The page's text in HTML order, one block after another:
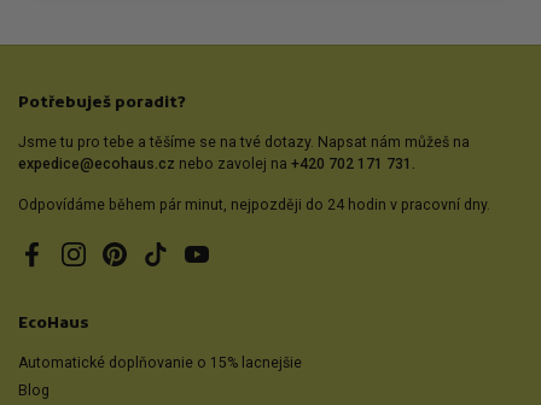
Potřebuješ poradit?
Jsme tu pro tebe a těšíme se na tvé dotazy. Napsat nám můžeš na
expedice@ecohaus.cz nebo zavolej na +420 702 171 731.
Odpovídáme během pár minut, nejpozději do 24 hodin v pracovní dny.
FacebookInstagramPinterestTikTokYouTube
EcoHaus
Automatické doplňovanie o 15% lacnejšie
Blog